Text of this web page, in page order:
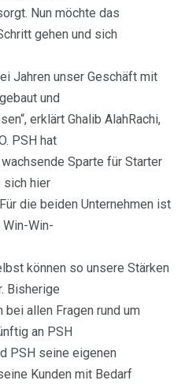
Nun möchte das
gehen und sich
Jahren unser Geschäft mit
und
erklärt Ghalib AlahRachi,
PSH hat
Sparte für Starter
sich hier
die beiden Unternehmen ist
Win-
können so unsere Stärken
Bisherige
bei allen Fragen rund um
an PSH
PSH seine eigenen
Kunden mit Bedarf